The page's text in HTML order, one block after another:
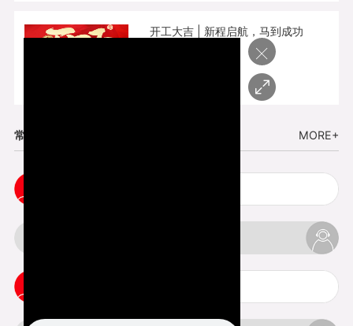
开工大吉 | 新程启航，马到成功
常见问题 MORE+
×